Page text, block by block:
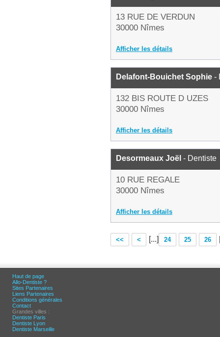
13 RUE DE VERDUN
30000 Nîmes
Afficher les détails
Delafont-Bouichet Sophie -
132 BIS ROUTE D UZES
30000 Nîmes
Afficher les détails
Desormeaux Joël - Dentiste
10 RUE REGALE
30000 Nîmes
Afficher les détails
<< < [...] 24 25 26
Haut de page
Allo-Dentiste ?
Sites Partenaires
Liens Partenaires
Conditions générales
Contact
Grandes villes :
Dentiste Paris
Dentiste Lyon
Dentiste Marseille